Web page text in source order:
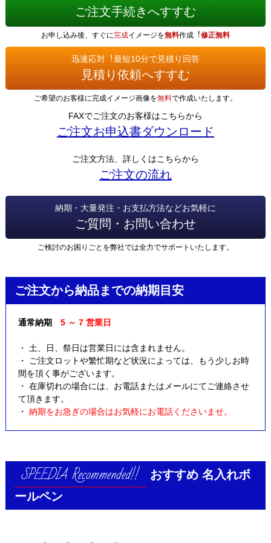
ご注文手続きへすすむ
お申し込み後、すぐに完成イメージを無料作成︕修正無料
迅速応対︕最短10分で見積り回答
見積り依頼へすすむ
ご希望のお客様に完成イメージ画像を無料で作成いたします。
FAXでご注文のお客様はこちらから
ご注文お申込書ダウンロード
ご注文方法、詳しくはこちらから
ご注文の流れ
納期・大量発注・お支払方法などお気軽に
ご質問・お問い合わせ
ご検討のお困りごとを弊社では全力でサポートいたします。
ご注文から納品までの納期目安
通常納期 5 ～ 7 営業日
・ 土、日、祭日は営業日には含まれません。
・ ご注文ロットや繁忙期など状況によっては、もう少しお時
間を頂く事がございます。
・ 在庫切れの場合には、お電話またはメールにてご連絡させ
て頂きます。
・ 納期をお急ぎの場合はお気軽にお電話くださいませ。
おすすめ 名入れボ
ールペン